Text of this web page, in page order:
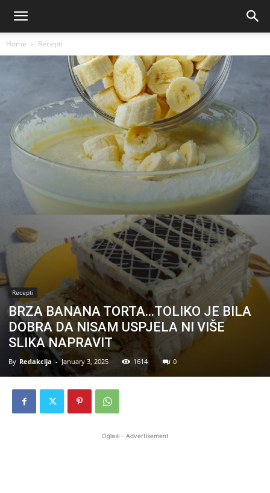
Home Recepti
Recepti
BRZA BANANA TORTA…TOLIKO JE BILA
DOBRA DA NISAM USPJELA NI VIŠE
SLIKA NAPRAVIT
By Redakcija - January 3, 2025 1614 0
Oglasi - Advertisement